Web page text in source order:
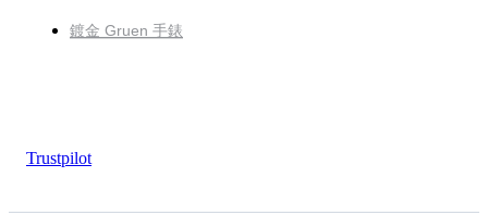
鍍金 Gruen 手錶
Trustpilot